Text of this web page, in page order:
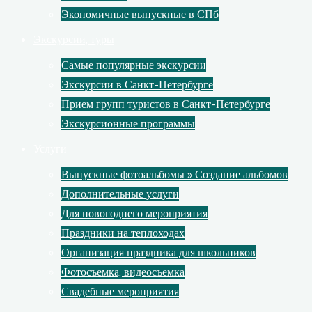
Экономичные выпускные в СПб
Самые популярные экскурсии
Экскурсии в Санкт-Петербурге
Прием групп туристов в Санкт-Петербурге
Экскурсионные программы
Выпускные фотоальбомы » Создание альбомов
Дополнительные услуги
Для новогоднего мероприятия
Праздники на теплоходах
Организация праздника для школьников
Фотосъемка, видеосъемка
Свадебные мероприятия